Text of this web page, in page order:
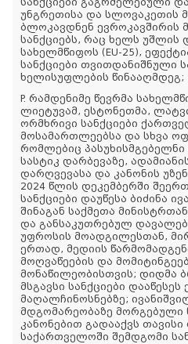
სანქციები გაგრძელებული
უნგრეთისა და სლოვაკეთის
ბლოკავდნენ ევროკავშირის
სანქციებს, რაც ხელს უშლის
სახელმწიფოს (EU-25),
სანქციები თვითდანიშნული
ხელისუფლების წინააღმდეგ;
P. რამდენიმე წევრმა
ლიეტუვამ, ესტონეთმა,
ორმხრივი სანქციები
მოსამართლეებსა და სხვა
რომლებიც პასუხისმგებელნი
სასტიკ დარბევაზე,
დარღვევასა და კანონის
2024 წლის დეკემბერში
სანქციები დაუწესა ბიძინა
შინაგან საქმეთა
და განსაკუთრებულ
უფროსის მოადგილესთან,
ერთად, მედიის
მოღვაწეების და
მონაწილეობისთვის; დიდმა
მსგავსი სანქციები
მაღალჩინოსნებზე;
მდგომარეობაზე მორგებული
კანონებით გადააქვს
საქართველოში შემდგომი